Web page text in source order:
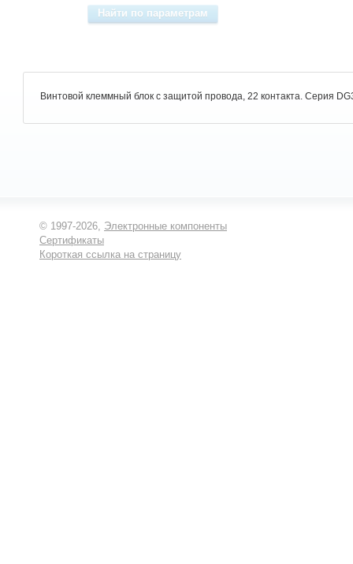
Винтовой клеммный блок с защитой провода, 22 контакта. Серия
© 1997-2026, Электронные компоненты
Сертификаты
Короткая ссылка на страницу